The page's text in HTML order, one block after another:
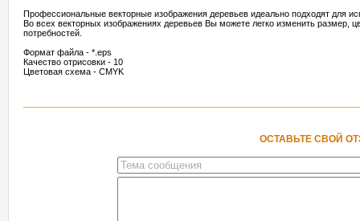
Профессиональные векторные изображения деревьев идеально подходят для
Во всех векторных изображениях деревьев Вы можете легко изменить размер,
потребностей.
Формат файла - *.eps
Качество отрисовки - 10
Цветовая схема - CMYK
ОСТАВЬТЕ СВОЙ